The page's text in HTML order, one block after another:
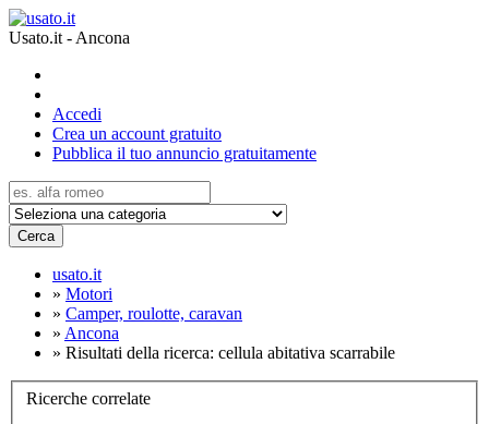
Usato.it - Ancona
Accedi
Crea un account gratuito
Pubblica il tuo annuncio gratuitamente
Cerca
usato.it
» Motori
» Camper, roulotte, caravan
» Ancona
» Risultati della ricerca: cellula abitativa scarrabile
Ricerche correlate